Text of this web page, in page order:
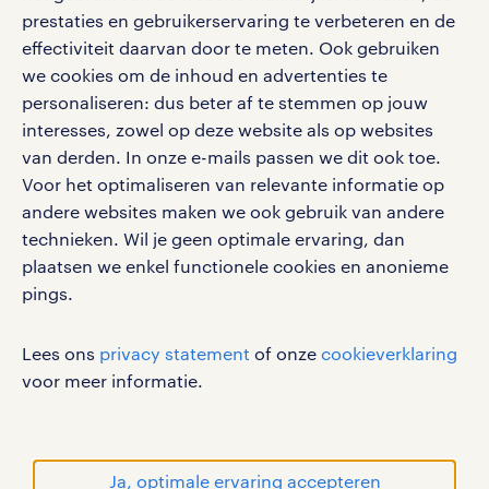
prestaties en gebruikerservaring te verbeteren en de
effectiviteit daarvan door te meten. Ook gebruiken
we cookies om de inhoud en advertenties te
personaliseren: dus beter af te stemmen op jouw
interesses, zowel op deze website als op websites
van derden. In onze e-mails passen we dit ook toe.
Voor het optimaliseren van relevante informatie op
andere websites maken we ook gebruik van andere
technieken. Wil je geen optimale ervaring, dan
plaatsen we enkel functionele cookies en anonieme
pings.
Lees ons privacy statement of onze cookieverklaring
voor meer informatie.
Ja, optimale ervaring accepteren
bruto-netto calculator
klachten en misstanden
apple app store
google play store
social media
Volg ons voor de leukste content omtrent
vacatures, solliciteren en inspiratie.
werken bij randstad